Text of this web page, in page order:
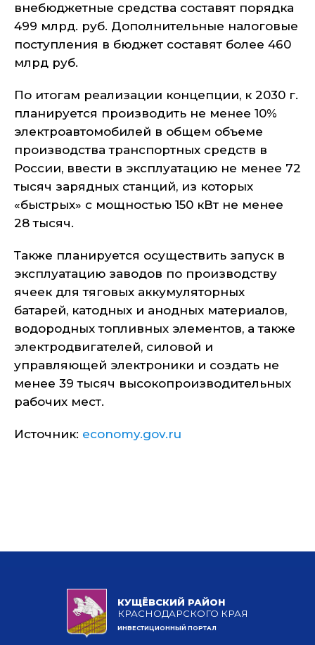
внебюджетные средства составят порядка
499 млрд. руб. Дополнительные налоговые
поступления в бюджет составят более 460
млрд руб.
По итогам реализации концепции, к 2030 г.
планируется производить не менее 10%
электроавтомобилей в общем объеме
производства транспортных средств в
России, ввести в эксплуатацию не менее 72
тысяч зарядных станций, из которых
«быстрых» с мощностью 150 кВт не менее
28 тысяч.
Также планируется осуществить запуск в
эксплуатацию заводов по производству
ячеек для тяговых аккумуляторных
батарей, катодных и анодных материалов,
водородных топливных элементов, а также
электродвигателей, силовой и
управляющей электроники и создать не
менее 39 тысяч высокопроизводительных
рабочих мест.
Источник: economy.gov.ru
КУЩЁВСКИЙ РАЙОН
КРАСНОДАРСКОГО КРАЯ
ИНВЕСТИЦИОННЫЙ ПОРТАЛ